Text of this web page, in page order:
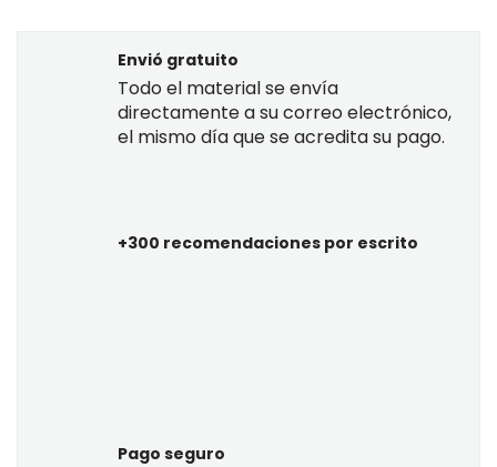
Envió gratuito
Todo el material se envía
directamente a su correo electrónico,
el mismo día que se acredita su pago.
+300 recomendaciones por escrito
Pago seguro